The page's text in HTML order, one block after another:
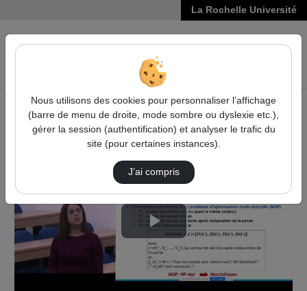
La Rochelle Université
VIDÉOS
Accueil Vidéos HDR de Inès EL KORBI
Lire
la
Nous utilisons des cookies pour personnaliser l’affichage
(barre de menu de droite, mode sombre ou dyslexie etc.),
gérer la session (authentification) et analyser le trafic du
site (pour certaines instances).
J’ai compris